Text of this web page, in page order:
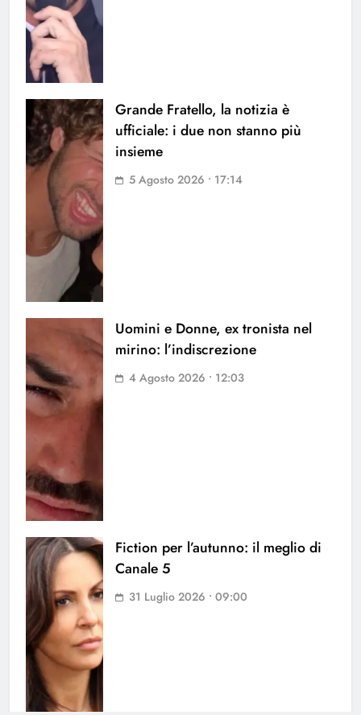
Grande Fratello, la notizia è
ufficiale: i due non stanno più
insieme
5 Agosto 2026 • 17:14
Uomini e Donne, ex tronista nel
mirino: l’indiscrezione
4 Agosto 2026 • 12:03
Fiction per l’autunno: il meglio di
Canale 5
31 Luglio 2026 • 09:00